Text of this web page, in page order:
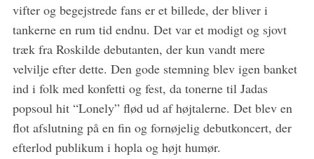
vifter og begejstrede fans er et billede, der bliver i
tankerne en rum tid endnu. Det var et modigt og sjovt
træk fra Roskilde debutanten, der kun vandt mere
velvilje efter dette. Den gode stemning blev igen banket
ind i folk med konfetti og fest, da tonerne til Jadas
popsoul hit “Lonely” flød ud af højtalerne. Det blev en
flot afslutning på en fin og fornøjelig debutkoncert, der
efterlod publikum i hopla og højt humør.